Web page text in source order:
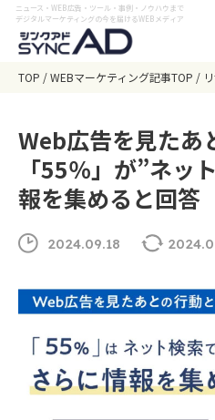
ニュース・WEB広告・ツール・事例・ノウハウまで
デジタルマーケティングの今を届けるWEBメディア
TOP WEBマーケティング記事TOP
Web広告を見たあ
「55％」が”ネッ
報を集めると回答
2024.09.18